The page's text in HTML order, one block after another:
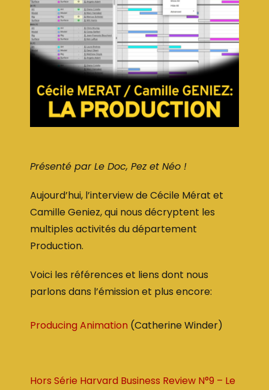
Présenté par Le Doc, Pez et Néo !
Aujourd’hui, l’interview de Cécile Mérat et
Camille Geniez, qui nous décryptent les
multiples activités du département
Production.
Voici les références et liens dont nous
parlons dans l’émission et plus encore:
Producing Animation (Catherine Winder)
Hors Série Harvard Business Review N°9 – Le